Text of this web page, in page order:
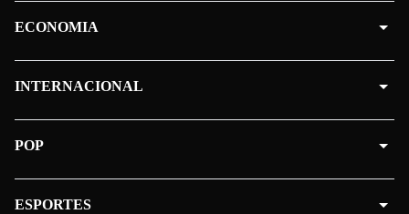
ECONOMIA
INTERNACIONAL
POP
ESPORTES